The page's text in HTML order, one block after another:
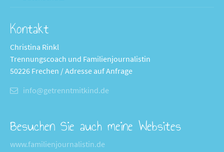
Kontakt
Christina Rinkl
Trennungscoach und Familienjournalistin
50226 Frechen / Adresse auf Anfrage
info@getrenntmitkind.de
Besuchen Sie auch meine Websites
www.familienjournalistin.de